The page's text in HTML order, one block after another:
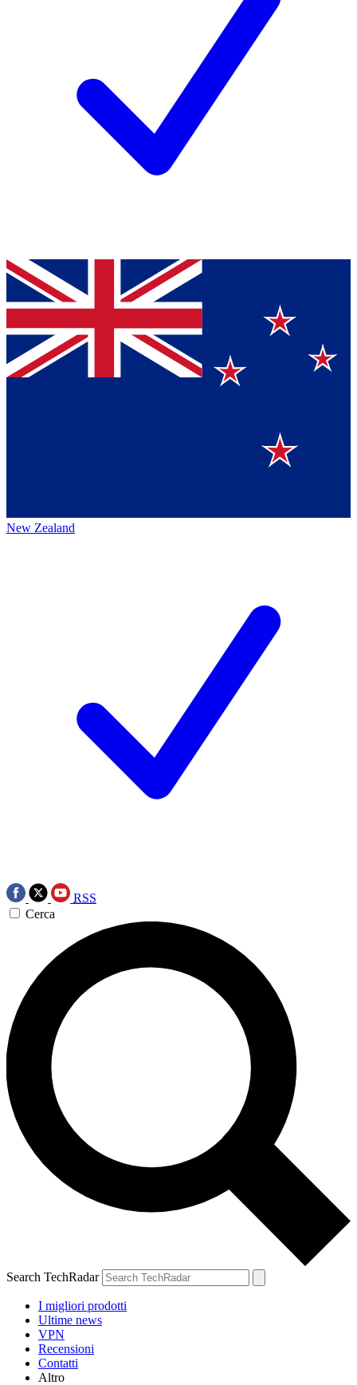
New Zealand
RSS
Cerca
Search TechRadar
I migliori prodotti
Ultime news
VPN
Recensioni
Contatti
Altro